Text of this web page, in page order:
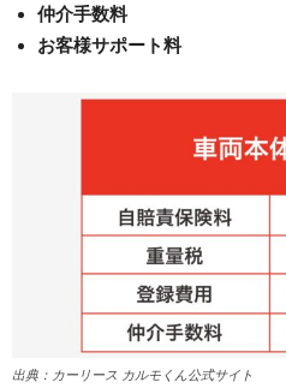
仲介手数料
お客様サポート料
出典：カーリース カルモくん公式サイト